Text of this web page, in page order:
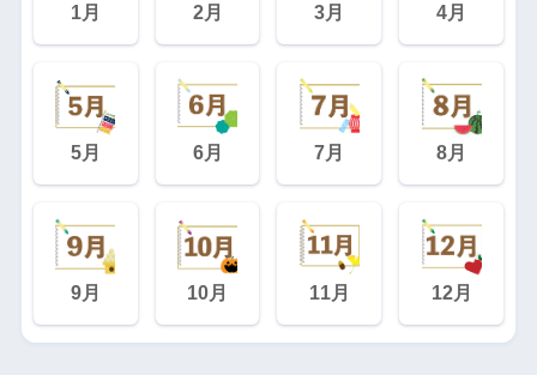
1月 2月 3月 4月
5月 6月 7月 8月
9月 10月 11月 12月